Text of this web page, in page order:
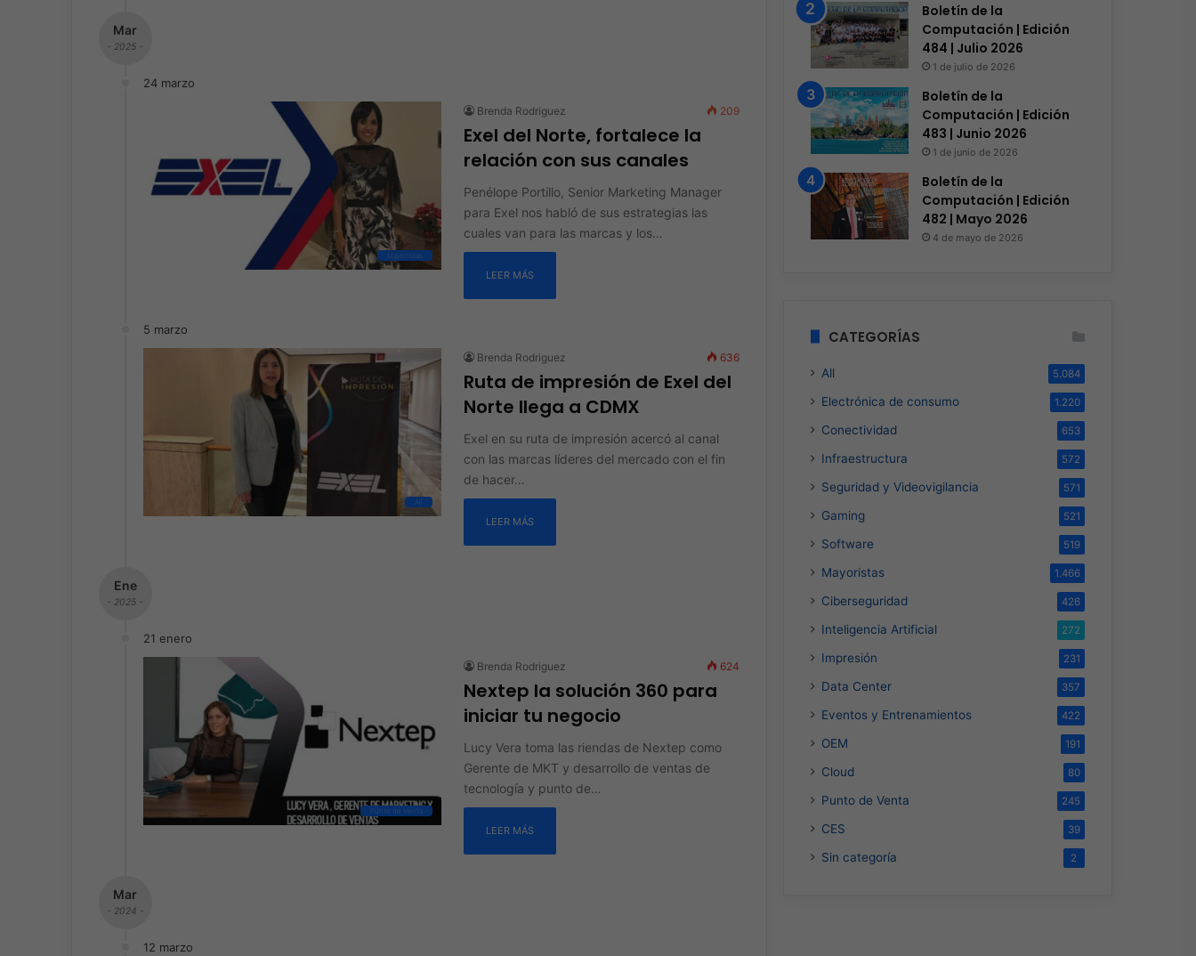
Mar
- 2025 -
24 marzo
Mayoristas
Brenda Rodriguez 209
Exel del Norte, fortalece la
relación con sus canales
Penélope Portillo, Senior Marketing Manager
para Exel nos habló de sus estrategias las
cuales van para las marcas y los…
LEER MÁS
5 marzo
All
Brenda Rodriguez 636
Ruta de impresión de Exel del
Norte llega a CDMX
Exel en su ruta de impresión acercó al canal
con las marcas líderes del mercado con el fin
de hacer…
LEER MÁS
Ene
- 2025 -
21 enero
Punto de Venta
Brenda Rodriguez 624
Nextep la solución 360 para
iniciar tu negocio
Lucy Vera toma las riendas de Nextep como
Gerente de MKT y desarrollo de ventas de
tecnología y punto de…
LEER MÁS
Mar
- 2024 -
12 marzo
Boletín de la
Computación | Edición
484 | Julio 2026
1 de julio de 2026
Boletín de la
Computación | Edición
483 | Junio 2026
1 de junio de 2026
Boletín de la
Computación | Edición
482 | Mayo 2026
4 de mayo de 2026
CATEGORÍAS
All 5.084
Electrónica de consumo 1.220
Conectividad 653
Infraestructura 572
Seguridad y Videovigilancia 571
Gaming 521
Software 519
Mayoristas 1.466
Ciberseguridad 426
Inteligencia Artificial 272
Impresión 231
Data Center 357
Eventos y Entrenamientos 422
OEM 191
Cloud 80
Punto de Venta 245
CES 39
Sin categoría 2